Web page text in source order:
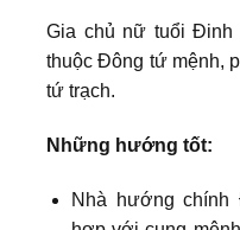
Gia chủ nữ tuổi Đinh
thuộc Đông tứ mệnh,
tứ trạch.
Những hướng tốt:
Nhà hướng chính